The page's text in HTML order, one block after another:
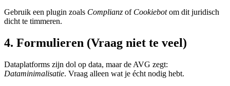
Gebruik een plugin zoals Complianz of Cookiebotom dit juridisch
dicht te timmeren.
4. Formulieren (Vraag niet te veel)
Dataplatforms zijn dol op data, maar de AVG zegt:
Dataminimalisatie. Vraag alleen wat je écht nodig hebt.